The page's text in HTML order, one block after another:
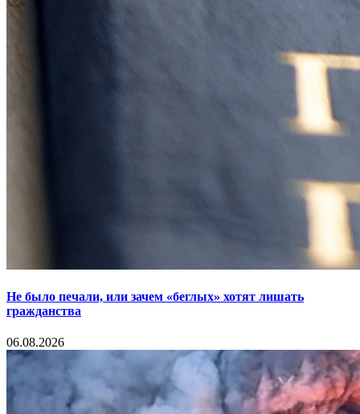
Не было печали, или зачем «беглых» хотят лишать
гражданства
06.08.2026